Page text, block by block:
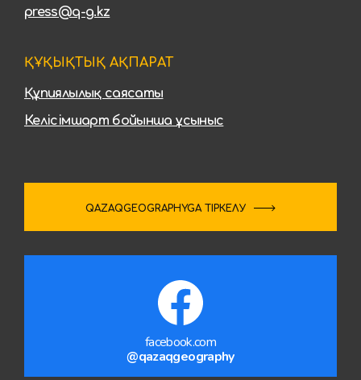
press@q-g.kz
ҚҰҚЫҚТЫҚ АҚПАРАТ
Құпиялылық саясаты
Келісімшарт бойынша ұсыныс
QAZAQGEOGRAPHYGA ТІРКЕЛУ
facebook.com
@qazaqgeography